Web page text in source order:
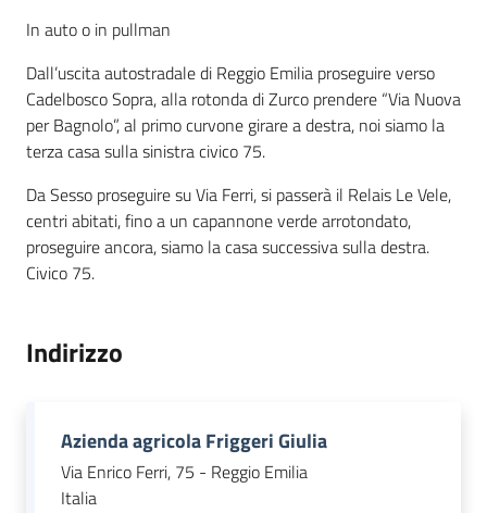
In auto o in pullman
Dall’uscita autostradale di Reggio Emilia proseguire verso
Cadelbosco Sopra, alla rotonda di Zurco prendere “Via Nuova
per Bagnolo”, al primo curvone girare a destra, noi siamo la
terza casa sulla sinistra civico 75.
Da Sesso proseguire su Via Ferri, si passerà il Relais Le Vele,
centri abitati, fino a un capannone verde arrotondato,
proseguire ancora, siamo la casa successiva sulla destra.
Civico 75.
Indirizzo
Azienda agricola Friggeri Giulia
Via Enrico Ferri, 75 - Reggio Emilia
Italia